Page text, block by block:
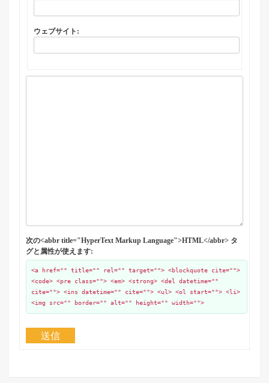
ウェブサイト:
次の<abbr title="HyperText Markup Language">HTML</abbr> タ
グと属性が使えます:
<a href="" title="" rel="" target=""> <blockquote cite="">
<code> <pre class=""> <em> <strong> <del datetime=""
cite=""> <ins datetime="" cite=""> <ul> <ol start=""> <li>
<img src="" border="" alt="" height="" width="">
送信